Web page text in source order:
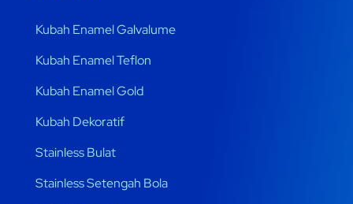
Kubah Enamel Galvalume
Kubah Enamel Teflon
Kubah Enamel Gold
Kubah Dekoratif
Stainless Bulat
Stainless Setengah Bola